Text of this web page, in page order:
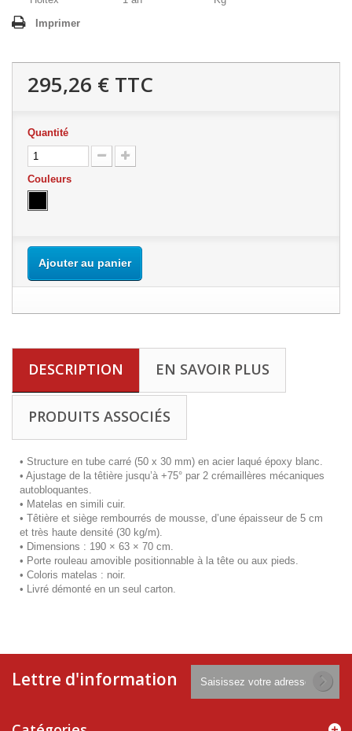
Imprimer
295,26 € TTC
Quantité
Couleurs
Ajouter au panier
DESCRIPTION EN SAVOIR PLUS
PRODUITS ASSOCIÉS
• Structure en tube carré (50 x 30 mm) en acier laqué époxy blanc.
• Ajustage de la têtière jusqu’à +75° par 2 crémaillères mécaniques
autobloquantes.
• Matelas en simili cuir.
• Têtière et siège rembourrés de mousse, d’une épaisseur de 5 cm
et très haute densité (30 kg/m).
• Dimensions : 190 × 63 × 70 cm.
• Porte rouleau amovible positionnable à la tête ou aux pieds.
• Coloris matelas : noir.
• Livré démonté en un seul carton.
Lettre d'information